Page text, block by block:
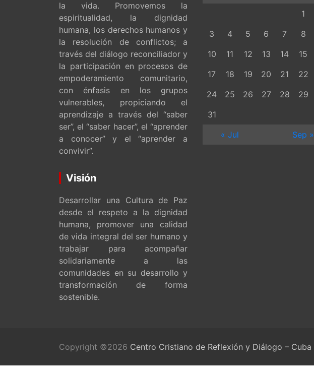
la vida. Promovemos la
espiritualidad, la dignidad
humana, los derechos humanos y
la resolución de conflictos; a
través del diálogo reconciliador y
la participación en procesos de
empoderamiento comunitario,
con énfasis en los grupos
vulnerables, propiciando el
aprendizaje a través del “saber
ser”, el “saber hacer”, el “aprender
a conocer” y el “aprender a
convivir”.
Visión
Desarrollar una Cultura de Paz
desde el respeto a la dignidad
humana, promover una calidad
de vida integral del ser humano y
trabajar para acompañar
solidariamente a las
comunidades en su desarrollo y
transformación de forma
sostenible.
1
3
4 5 6 7 8
10
11 12 13 14 15
17
18 19 20 21 22
24
25 26 27 28 29
31
« Jul
Sep »
Copyright ©2026 Centro Cristiano de Reflexión y Diálogo – Cuba